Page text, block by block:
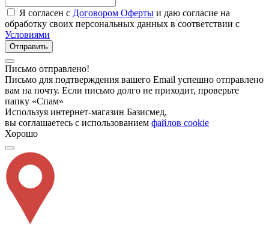
Я согласен с Договором Оферты и даю согласие на
обработку своих персональных данных в соответствии с
Условиями
Отправить
Письмо отправлено!
Письмо для подтверждения вашего Email успешно отправлено
вам на почту. Если письмо долго не приходит, проверьте
папку «Спам»
Используя интернет-магазин Базисмед,
вы соглашаетесь с использованием файлов cookie
Хорошо